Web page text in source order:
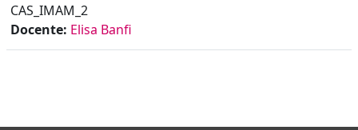
CAS_IMAM_2
Docente: Elisa Banfi